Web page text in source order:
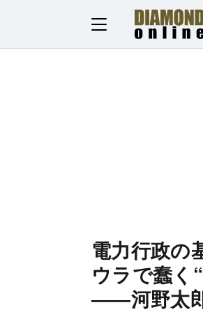
電力行政の
ウラで蠢く
――河野太